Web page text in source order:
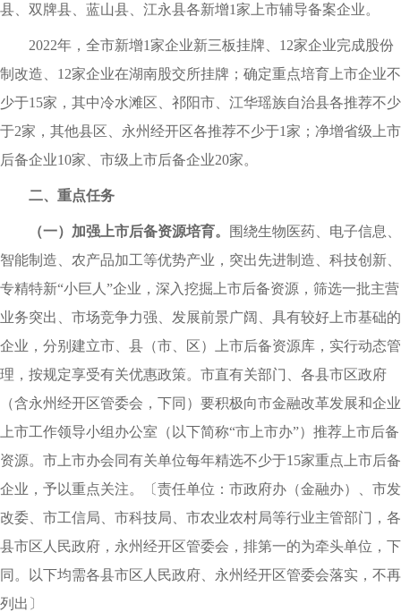
县、双牌县、蓝山县、江永县各新增1家上市辅导备案企业。
2022年，全市新增1家企业新三板挂牌、12家企业完成股份
制改造、12家企业在湖南股交所挂牌；确定重点培育上市企业不
少于15家，其中冷水滩区、祁阳市、江华瑶族自治县各推荐不少
于2家，其他县区、永州经开区各推荐不少于1家；净增省级上市
后备企业10家、市级上市后备企业20家。
二、重点任务
（一）加强上市后备资源培育。
围绕生物医药、电子信息、
智能制造、农产品加工等优势产业，突出先进制造、科技创新、
专精特新“小巨人”企业，深入挖掘上市后备资源，筛选一批主营
业务突出、市场竞争力强、发展前景广阔、具有较好上市基础的
企业，分别建立市、县（市、区）上市后备资源库，实行动态管
理，按规定享受有关优惠政策。市直有关部门、各县市区政府
（含永州经开区管委会，下同）要积极向市金融改革发展和企业
上市工作领导小组办公室（以下简称“市上市办”）推荐上市后备
资源。市上市办会同有关单位每年精选不少于15家重点上市后备
企业，予以重点关注。
〔责任单位：市政府办（金融办）、市发
改委、市工信局、市科技局、市农业农村局等行业主管部门，各
县市区人民政府，永州经开区管委会，排第一的为牵头单位，下
同。以下均需各县市区人民政府、永州经开区管委会落实，不再
列出〕